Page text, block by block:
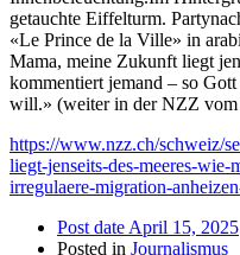
getauchte Eiffelturm.
«Le Prince de la Ville» in
Mama, meine Zukunft liegt
kommentiert jemand – so
will.» (weiter in der NZZ
https://www.nzz.ch/schweiz/
liegt-jenseits-des-meeres-
irregulaere-migration-
Post date April 15, 2025
Posted in Journalismus